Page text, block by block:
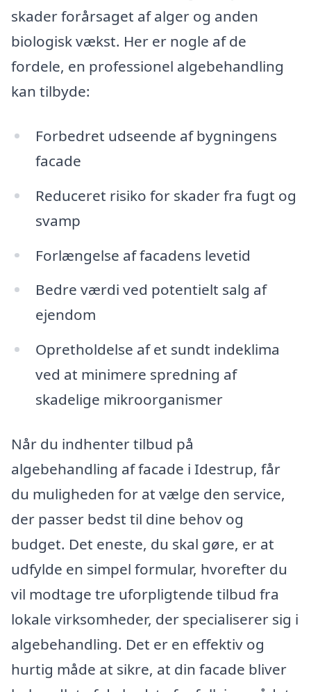
skader forårsaget af alger og anden
biologisk vækst. Her er nogle af de
fordele, en professionel algebehandling
kan tilbyde:
Forbedret udseende af bygningens
facade
Reduceret risiko for skader fra fugt og
svamp
Forlængelse af facadens levetid
Bedre værdi ved potentielt salg af
ejendom
Opretholdelse af et sundt indeklima
ved at minimere spredning af
skadelige mikroorganismer
Når du indhenter tilbud på
algebehandling af facade i Idestrup, får
du muligheden for at vælge den service,
der passer bedst til dine behov og
budget. Det eneste, du skal gøre, er at
udfylde en simpel formular, hvorefter du
vil modtage tre uforpligtende tilbud fra
lokale virksomheder, der specialiserer sig i
algebehandling. Det er en effektiv og
hurtig måde at sikre, at din facade bliver